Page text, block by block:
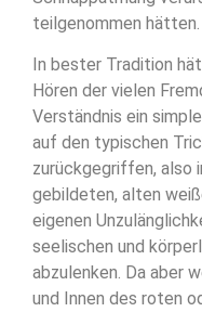
teilgenommen hätten.
In bester Tradition
Hören der vielen
Verständnis ein
auf den typischen
zurückgegriffen, also
gebildeten, alten
eigenen
seelischen und
abzulenken. Da aber
und Innen des roten